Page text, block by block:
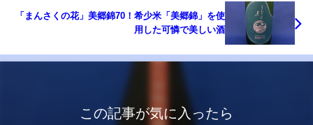
「まんさくの花」美郷錦70！希少米「美郷錦」を使
用した可憐で美しい酒
この記事が気に入ったら